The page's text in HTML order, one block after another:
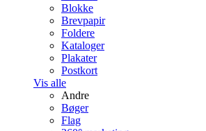
Blokke
Brevpapir
Foldere
Kataloger
Plakater
Postkort
Vis alle
Andre
Bøger
Flag